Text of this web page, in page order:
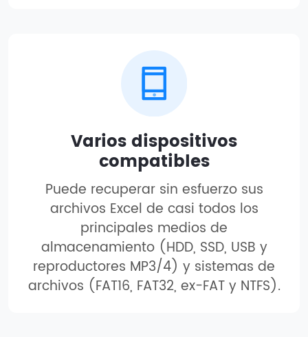
Varios dispositivos
compatibles
Puede recuperar sin esfuerzo sus
archivos Excel de casi todos los
principales medios de
almacenamiento (HDD, SSD, USB y
reproductores MP3/4) y sistemas de
archivos (FAT16, FAT32, ex-FAT y NTFS).